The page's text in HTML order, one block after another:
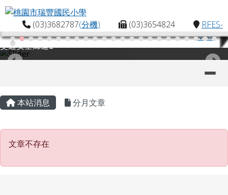
跳至主內容區
桃園市瑞豐國民小學
(03)3682787(分機) (03)3654824
RFES-
MAP
交通安全廊道1
主內容區域
本站消息 分月文章
文章不存在
文章不存在
頁尾區域